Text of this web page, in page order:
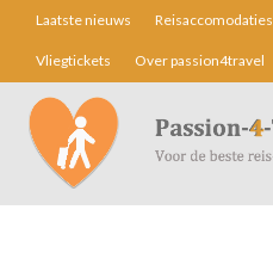
Laatste nieuws Reisaccomodaties
Vliegtickets Over passion4travel